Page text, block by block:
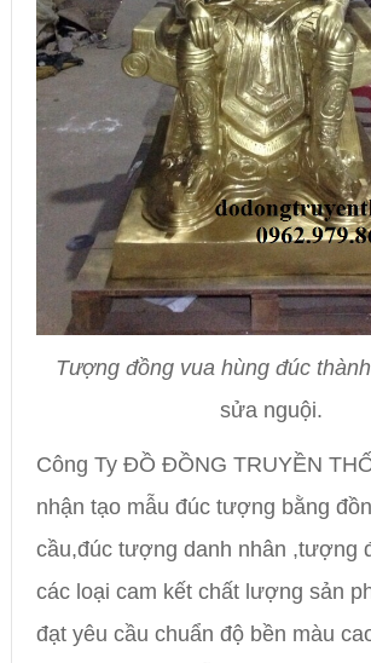
Tượng đồng vua hùng đúc
sửa nguội.
Công Ty ĐỒ ĐỒNG TRUYỀN
nhận tạo mẫu đúc tượng bằng
cầu,đúc tượng danh nhân ,tượng
các loại cam kết chất lượng sản
đạt yêu cầu chuẩn độ bền màu